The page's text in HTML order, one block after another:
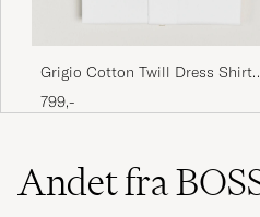
Grigio Cotton Twill Dress Shirt
White
799,-
Andet fra